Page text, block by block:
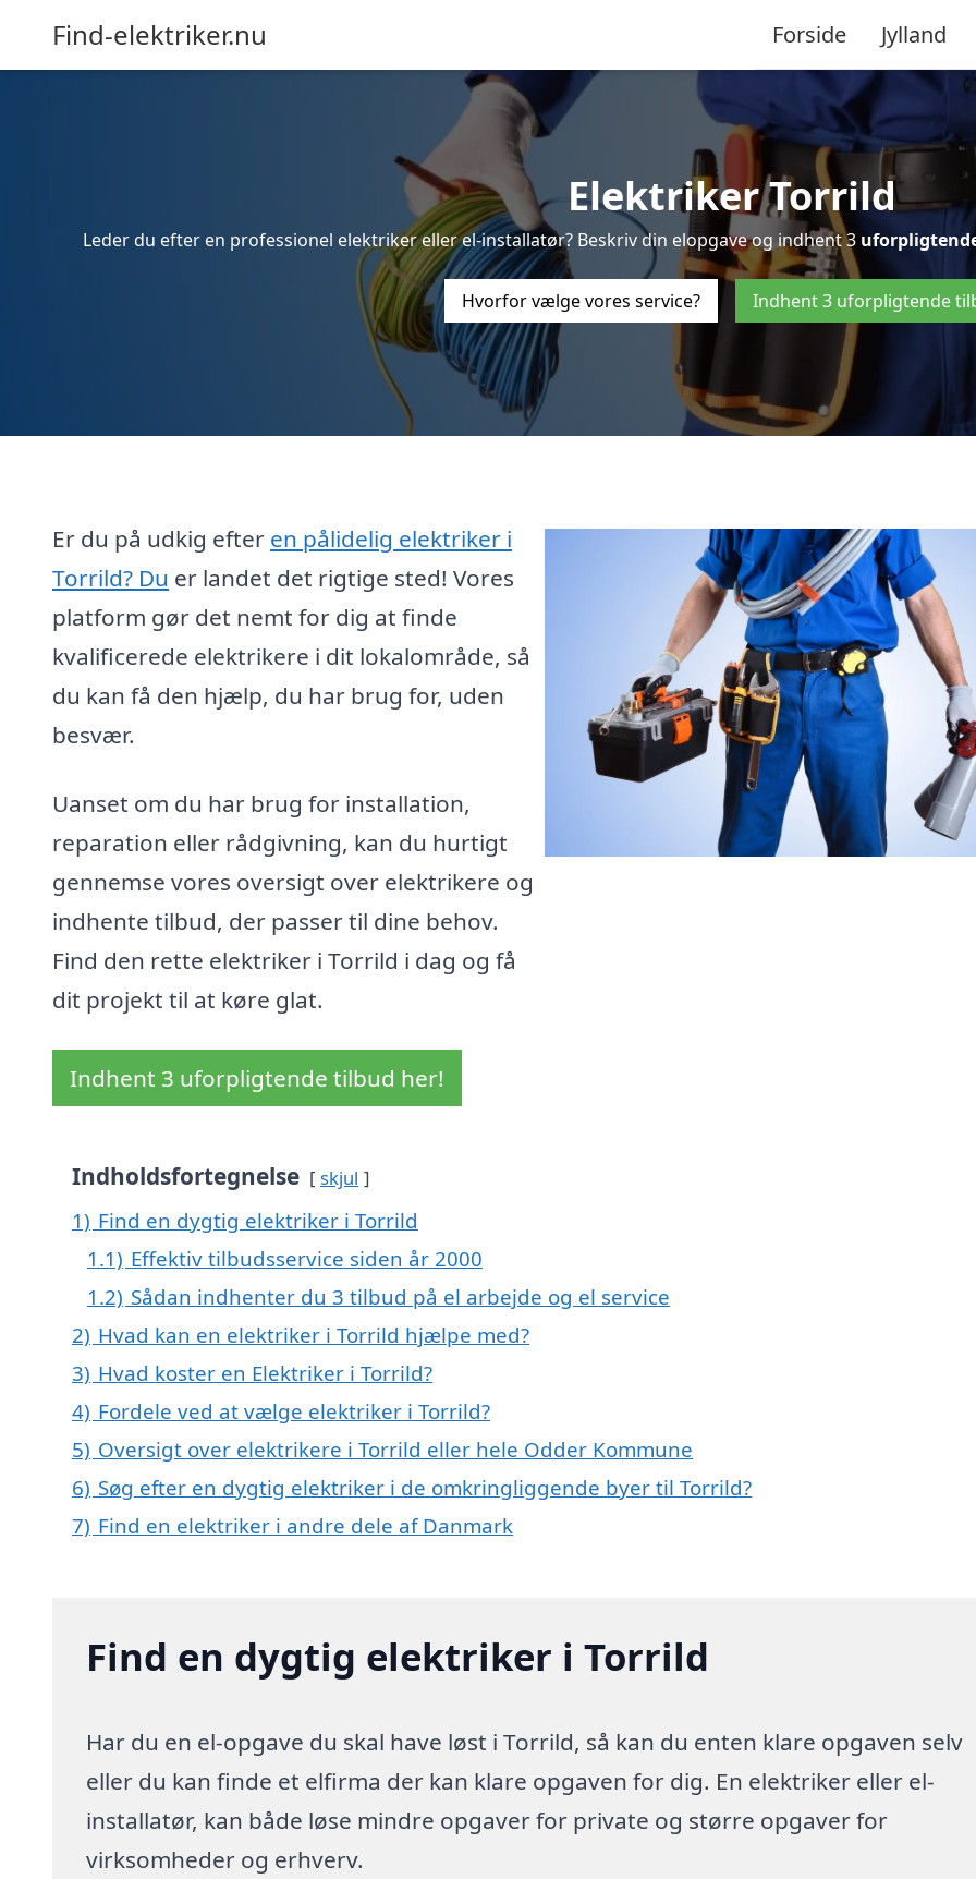
Find-elektriker.nu Forside Jylland
Elektriker Torrild
Leder du efter en professionel elektriker eller el-installatør? Beskriv din elopgave og indhent 3
Hvorfor vælge vores service? Indhent 3 uforpligtende
Er du på udkig efter en pålidelig elektriker i
Torrild? Du er landet det rigtige sted! Vores
platform gør det nemt for dig at finde
kvalificerede elektrikere i dit lokalområde, så
du kan få den hjælp, du har brug for, uden
besvær.
Uanset om du har brug for installation,
reparation eller rådgivning, kan du hurtigt
gennemse vores oversigt over elektrikere og
indhente tilbud, der passer til dine behov.
Find den rette elektriker i Torrild i dag og få
dit projekt til at køre glat.
Indhent 3 uforpligtende tilbud her!
Indholdsfortegnelse skjul
1) Find en dygtig elektriker i Torrild
1.1) Effektiv tilbudsservice siden år 2000
1.2) Sådan indhenter du 3 tilbud på el arbejde og el service
2) Hvad kan en elektriker i Torrild hjælpe med?
3) Hvad koster en Elektriker i Torrild?
4) Fordele ved at vælge elektriker i Torrild?
5) Oversigt over elektrikere i Torrild eller hele Odder Kommune
6) Søg efter en dygtig elektriker i de omkringliggende byer til Torrild?
7) Find en elektriker i andre dele af Danmark
Find en dygtig elektriker i Torrild
Har du en el-opgave du skal have løst i Torrild, så kan du enten klare opgaven selv
eller du kan finde et elfirma der kan klare opgaven for dig. En elektriker eller el-
installatør, kan både løse mindre opgaver for private og større opgaver for
virksomheder og erhverv.